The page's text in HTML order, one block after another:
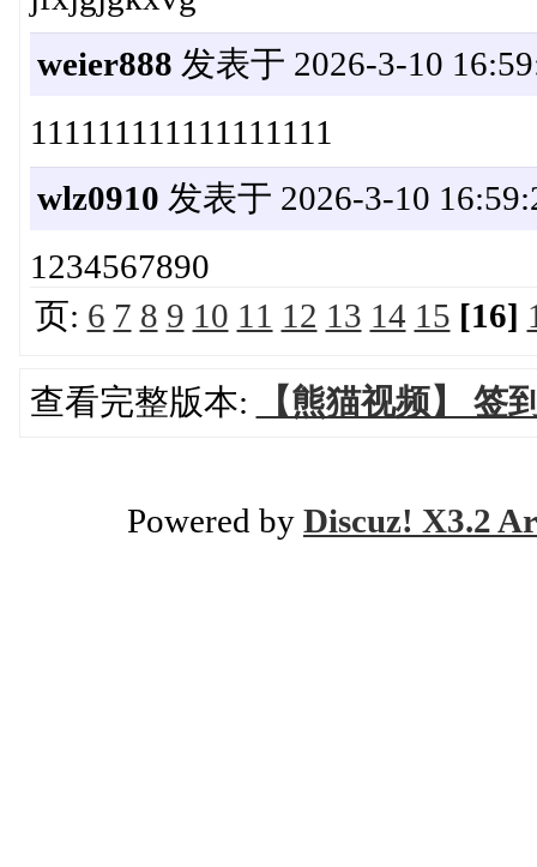
weier888 发表于 2026-3-10
111111111111111111
wlz0910 发表于 2026-3-10
1234567890
页: 6 7 8 9 10 11 12 13 14 15 [16]
查看完整版本: 【熊猫视频】 签
Powered by Discuz! X3.2